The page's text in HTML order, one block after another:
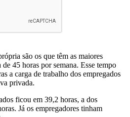
são os que têm as maiores
45 horas por semana. Esse tempo
a carga de trabalho dos empregados
privada.
ficou em 39,2 horas, a dos
Já os empregadores tinham